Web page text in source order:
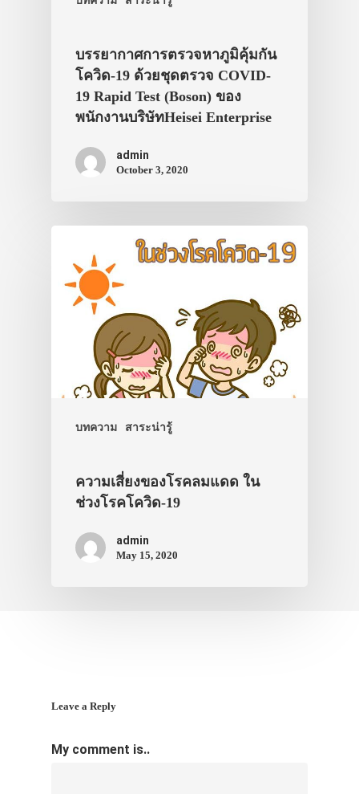
บรรยากาศการตรวจหาภูมิคุ้มกัน
โควิด-19 ด้วยชุดตรวจ COVID-
19 Rapid Test (Boson) ของ
พนักงานบริษัทHeisei Enterprise
admin
October 3, 2020
บทความ สาระน่ารู้
ความเสี่ยงของโรคลมแดด ใน
ช่วงโรคโควิด-19
admin
May 15, 2020
Leave a Reply
My comment is..